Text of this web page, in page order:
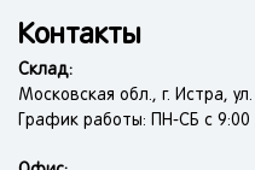
Контакты
Склад:
Московская обл., г. Истра,
График работы: ПН-СБ с 9:00